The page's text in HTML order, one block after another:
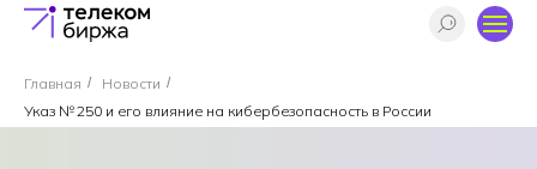
Главная / Новости /
Указ № 250 и его влияние на кибербезопасность в России